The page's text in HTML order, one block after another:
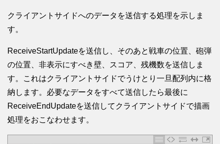
クライアントサイドへのデータを送信する処理を示しま
す。
ReceiveStartUpdateを送信し、そのあと戦車の位置、砲弾
の位置、非表示にすべき壁、スコア、残機数を送信しま
す。これはクライアントサイドでうけとり一旦配列内に格
納します。必要なデータをすべて送信したら最後に
ReceiveEndUpdateを送信してクライアントサイドで描画
処理をおこなわせます。